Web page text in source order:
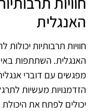
האנגלית
חוויות תרבותיות
האנגלית. השתתפות
מפגשים עם דוברי
הזדמנויות מעשיות
יכולים לפתח את